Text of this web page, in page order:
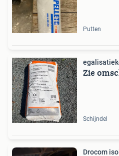
Putten
Zie
Schijndel
Drocom